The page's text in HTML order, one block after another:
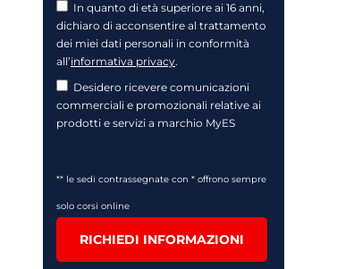
In quanto di età superiore ai 16 anni,
dichiaro di acconsentire al trattamento
dei miei dati personali in conformità
all’informativa privacy.
Desidero ricevere comunicazioni
commerciali e promozionali relative ai
prodotti e servizi a marchio MyES
** le sedi contrassegnate con * offrono sempre
solo corsi online
RICHIEDI INFORMAZIONI